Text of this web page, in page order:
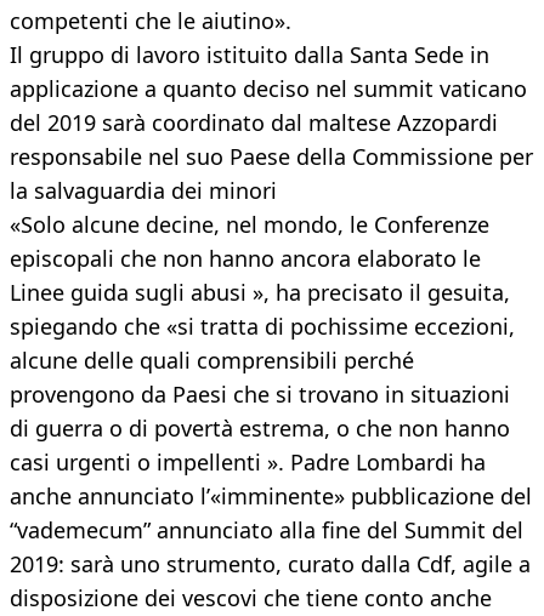
competenti che le aiutino».
Il gruppo di lavoro istituito dalla Santa Sede in
applicazione a quanto deciso nel summit vaticano
del 2019 sarà coordinato dal maltese Azzopardi
responsabile nel suo Paese della Commissione per
la salvaguardia dei minori
«Solo alcune decine, nel mondo, le Conferenze
episcopali che non hanno ancora elaborato le
Linee guida sugli abusi », ha precisato il gesuita,
spiegando che «si tratta di pochissime eccezioni,
alcune delle quali comprensibili perché
provengono da Paesi che si trovano in situazioni
di guerra o di povertà estrema, o che non hanno
casi urgenti o impellenti ». Padre Lombardi ha
anche annunciato l’«imminente» pubblicazione del
“vademecum” annunciato alla fine del Summit del
2019: sarà uno strumento, curato dalla Cdf, agile a
disposizione dei vescovi che tiene conto anche